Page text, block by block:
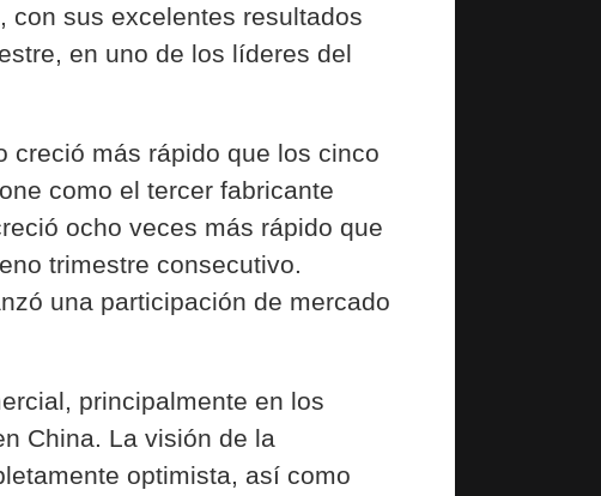
con sus excelentes resultados
en uno de los líderes del
creció más rápido que los cinco
como el tercer fabricante
ocho veces más rápido que
trimestre consecutivo.
una participación de mercado
principalmente en los
China. La visión de la
optimista, así como